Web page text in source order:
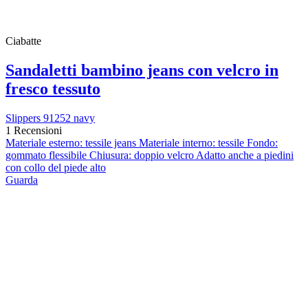
Ciabatte
Sandaletti bambino jeans con velcro in
fresco tessuto
Slippers 91252 navy
1 Recensioni
Materiale esterno: tessile jeans Materiale interno: tessile Fondo:
gommato flessibile Chiusura: doppio velcro Adatto anche a piedini
con collo del piede alto
Guarda